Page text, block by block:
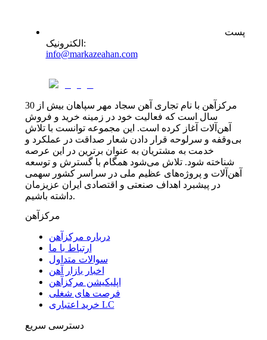
پست
الکترونیک :
info@markazeahan.com
مرکزآهن با نام تجاری آهن سجاد مهر سپاهان بیش از 30
سال است که فعالیت خود در زمینه خرید و فروش
آهن‌آلات آغاز کرده است. این مجموعه توانست با تلاش
بی‌وقفه و سرلوحه قرار دادن شعار صداقت در عملکرد و
خدمت به مشتریان به عنوان برترین در این عرصه
شناخته شود. تلاش می‌شود همگام با گسترش و توسعه
آهن‌آلات و پروژه‌های عظیم ملی در سراسر کشور سهمی
در پیشبرد اهداف صنعتی و اقتصادی ایران عزیزمان
داشته باشیم.
مرکزآهن
درباره مرکزآهن
ارتباط با ما
سوالات متداول
اخبار بازار آهن
اپلیکیشن مرکزآهن
فرصت های شغلی
خرید اعتباری LC
دسترسی سریع